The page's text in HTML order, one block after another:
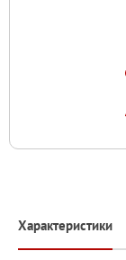
Характеристики